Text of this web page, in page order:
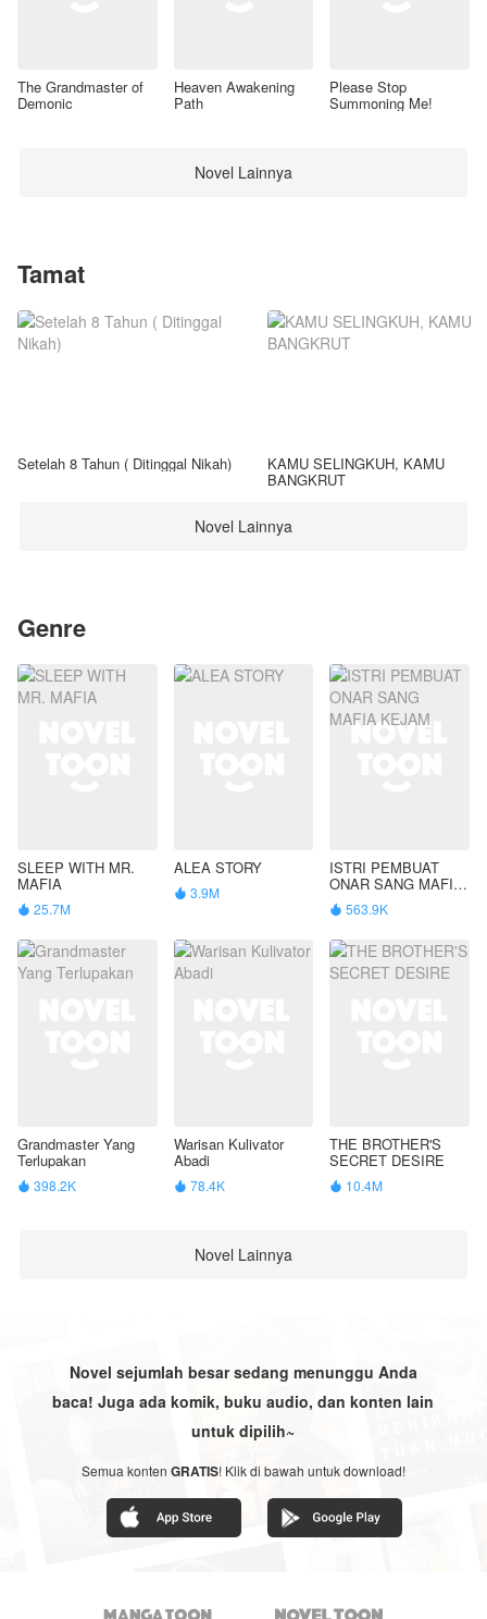
The Grandmaster of
Demonic
Heaven Awakening
Path
Please Stop
Summoning Me!
Novel Lainnya
Tamat
Setelah 8 Tahun ( Ditinggal Nikah) KAMU SELINGKUH, KAMU
BANGKRUT
Novel Lainnya
Genre
SLEEP WITH MR.
MAFIA
 25.7M
ALEA STORY
 3.9M
ISTRI PEMBUAT
ONAR SANG MAFIA
KEJAM
 563.9K
Grandmaster Yang
Terlupakan
 398.2K
Warisan Kulivator
Abadi
 78.4K
THE BROTHER'S
SECRET DESIRE
 10.4M
Novel Lainnya
Novel sejumlah besar sedang menunggu Anda
baca! Juga ada komik, buku audio, dan konten lain
untuk dipilih~
Semua konten GRATIS! Klik di bawah untuk download!